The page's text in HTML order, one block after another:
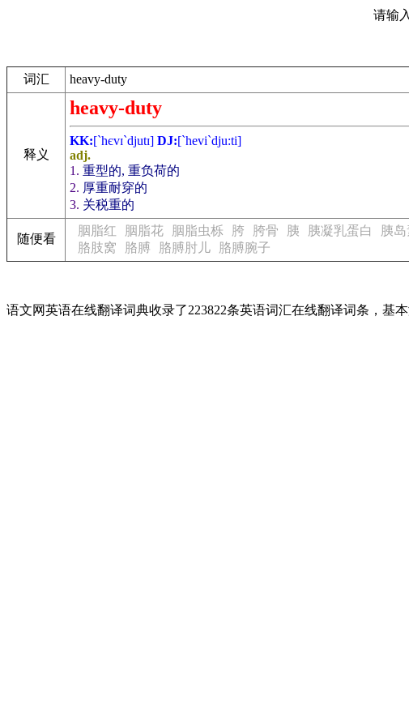
请输
词汇 heavy-duty
释义
heavy-duty
KK:[`hєvɪ`djutɪ] DJ:[`hevi`dju:ti]
adj.
1. 重型的, 重负荷的
2. 厚重耐穿的
3. 关税重的
随便看
胭脂红 胭脂花 胭脂虫栎 胯 胯骨 胰 胰凝乳蛋白 胰
胳肢窝
胳膊 胳膊肘儿 胳膊腕子
语文网英语在线翻译词典收录了223822条英语词汇在线翻译词条，基